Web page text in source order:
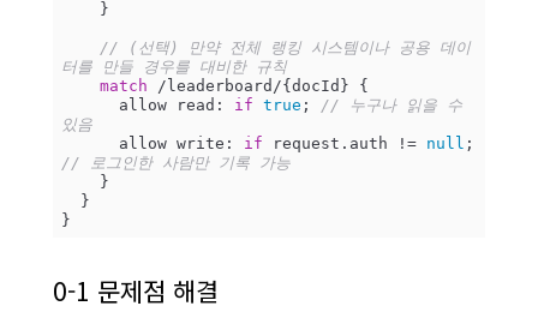
// (선택) 만약 전체 랭킹 시스템이나 공용 데이
터를 만들 경우를 대비한 규칙
match /leaderboard/{docId} {
      allow read:
if true ;
// 누구나 읽을 수
있음
      allow write:
if request.auth != null
// 로그인한 사람만 기록 가능
문제점 해결